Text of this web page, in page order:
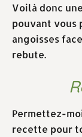
Voilà donc
pouvant vous
angoisses
rebute.
Permettez-
recette pour